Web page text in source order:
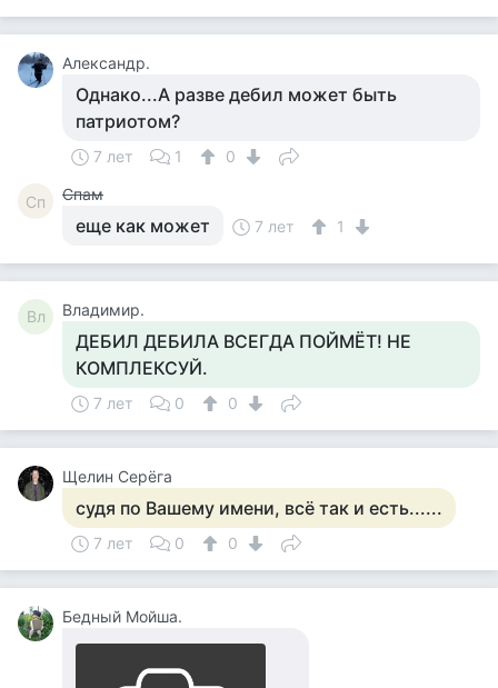
Александр.
Однако...А разве дебил может быть
патриотом?
7 лет 1 0
Сп Спам
еще как может 7 лет 1
Вл Владимир.
ДЕБИЛ ДЕБИЛА ВСЕГДА ПОЙМЁТ! НЕ
КОМПЛЕКСУЙ.
7 лет 0 0
Щелин Серёга
судя по Вашему имени, всё так и есть......
7 лет 0 0
Бедный Мойша.